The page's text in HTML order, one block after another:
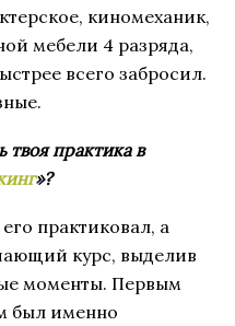
киномеханик,
мебели 4 разряда,
всего забросил.
твоя практика в
»?
практиковал, а
курс, выделив
моменты. Первым
был именно